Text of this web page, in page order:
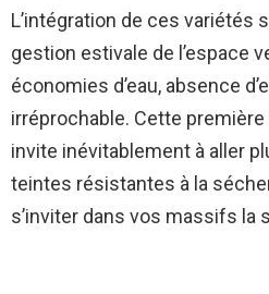
L’intégration de ces variétés
gestion estivale de l’espace
économies d’eau, absence
irréprochable. Cette
invite inévitablement à aller
teintes résistantes à la
s’inviter dans vos massifs la